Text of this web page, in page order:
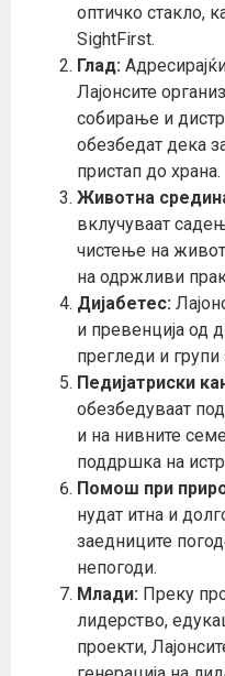
оптичко стакло,
SightFirst.
Глад:
Лајонсите
собирање и
обезбедат дека
пристап до храна.
Животна
вклучуваат
чистење на
на одржливи
Дијабетес:
и превенција од
прегледи и
Педијатриски
обезбедуваат
и на нивните
поддршка на
Помош при
нудат итна и
заедниците
непогоди.
Млади: Преку
лидерство,
проекти,